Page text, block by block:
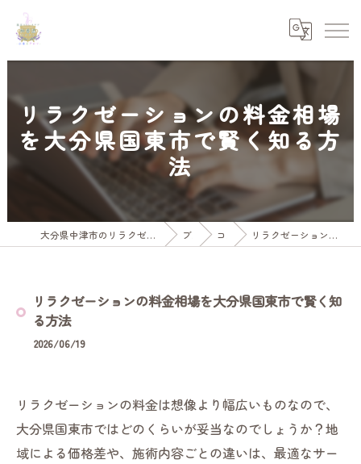
リラクゼーションの料金相場
を大分県国東市で賢く知る方
法
大分県中津市のリラクゼーションなら温活ストレスケア水素とアロマ和香温 ブログ コラム リラクゼーションの料金相場を大分県国東市で賢く知る方法
リラクゼーションの料金相場を大分県国東市で賢く知
る方法
2026/06/19
リラクゼーションの料金は想像より幅広いものなので、
大分県国東市ではどのくらいが妥当なのでしょうか？地
域による価格差や、施術内容ごとの違いは、最適なサー